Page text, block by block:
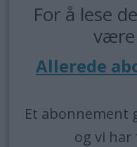
For å lese
Allerede
Et abonnement
og vi